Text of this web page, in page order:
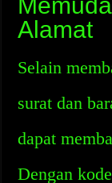
Alamat
Selain
surat dan
dapat
Dengan